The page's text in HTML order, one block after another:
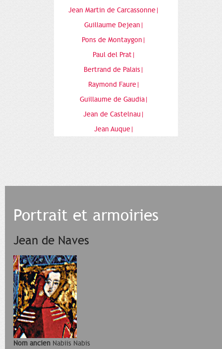
Jean Martin de Carcassonne|
Guillaume Dejean|
Pons de Montaygon|
Paul del Prat|
Bertrand de Palais|
Raymond Faure|
Guillaume de Gaudia|
Jean de Castelnau|
Jean Auque|
Portrait et armoiries
Jean de Naves
Nom ancien Nabiis Nabis